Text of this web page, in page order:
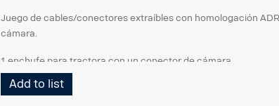
Juego de cables/conectores extraíbles con homologación
cámara.
1 enchufe para tractora con un conector de cámara
1 cable espiral Curl-E
Add to list